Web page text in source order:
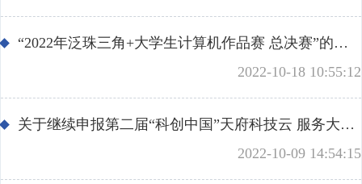
智策顾问
会员学术成就
学术论道撷英
“2022年泛珠三角+大学生计算机作品赛 总决赛”的第四轮通知
2022-10-18 10:55:12
关于继续申报第二届“科创中国”天府科技云 服务大会项目的通知
2022-10-09 14:54:15